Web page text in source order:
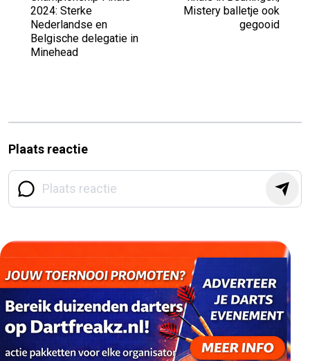
2024: Sterke
Nederlandse en
Belgische delegatie in
Minehead
Mistery balletje ook
gegooid
Plaats reactie